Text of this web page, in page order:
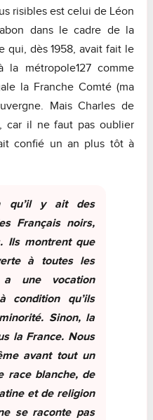
risibles est celui de Léon
dans le cadre de la
qui, dès 1958, avait fait le
la métropole127 comme
la Franche Comté (ma
Mais Charles de
car il ne faut pas oublier
confié un an plus tôt à
qu’il y ait des
Français noirs,
Ils montrent que
à toutes les
une vocation
condition qu’ils
Sinon, la
la France. Nous
avant tout un
race blanche, de
et de religion
se raconte pas